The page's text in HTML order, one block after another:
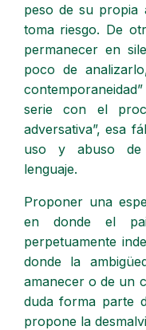
peso de su propia
toma riesgo. De
permanecer en
poco de
serie con el
adversativa”, esa
uso y abuso de
lenguaje.
Proponer una
en donde el
perpetuamente
donde la
amanecer o de un
duda forma parte
propone la